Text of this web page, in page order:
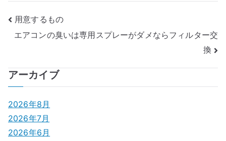
投
稿
ナ
ビ
ゲ
ー
用意するもの
エアコンの臭いは専用スプレーがダメならフィルター交
換
アーカイブ
2026年8月
2026年7月
2026年6月